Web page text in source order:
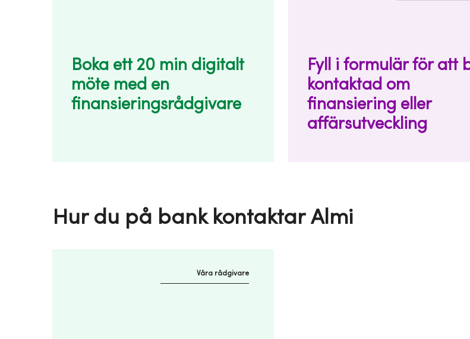
Boka ett 20 min digitalt
möte med en
finansieringsrådgivare
Fyll i formulär för att
kontaktad om
finansiering eller
affärsutveckling
Hur du på bank kontaktar Almi
Våra rådgivare